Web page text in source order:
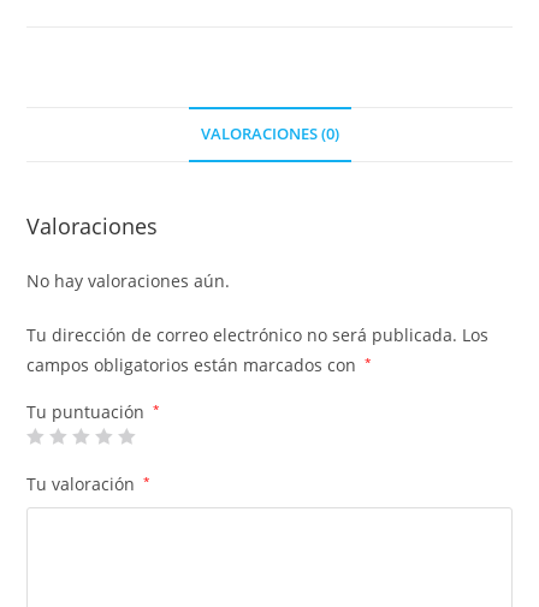
VALORACIONES (0)
Valoraciones
No hay valoraciones aún.
Tu dirección de correo electrónico no será publicada. Los
campos obligatorios están marcados con
*
Tu puntuación *
Tu valoración *